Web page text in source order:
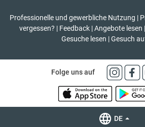
Professionelle und gewerbliche Nutzung |
vergessen? | Feedback | Angebote lesen |
Gesuche lesen | Gesuch
Folge uns auf
DE